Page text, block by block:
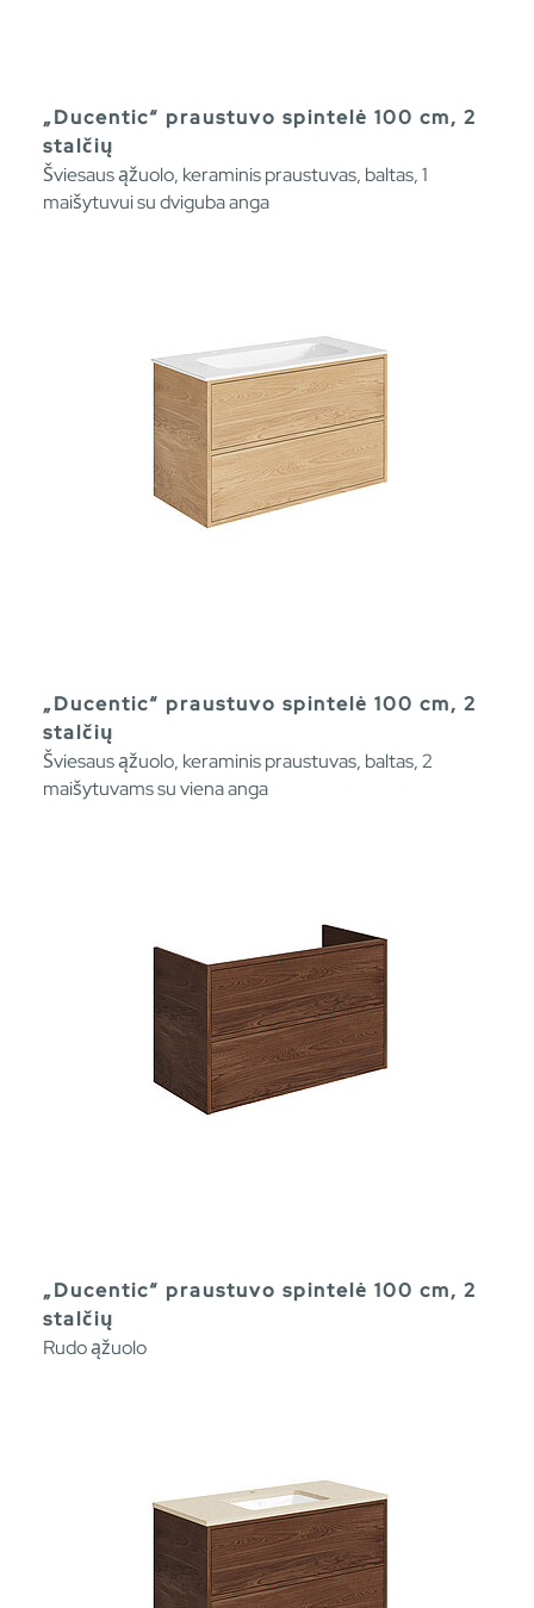
„Ducentic“ praustuvo spintelė 100 cm, 2
stalčių
Šviesaus ąžuolo, keraminis praustuvas, baltas, 1
maišytuvui su dviguba anga
„Ducentic“ praustuvo spintelė 100 cm, 2
stalčių
Šviesaus ąžuolo, keraminis praustuvas, baltas, 2
maišytuvams su viena anga
„Ducentic“ praustuvo spintelė 100 cm, 2
stalčių
Rudo ąžuolo